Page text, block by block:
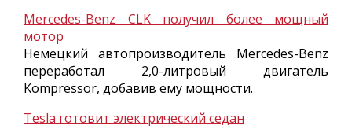
Mercedes-Benz CLK получил более мощный
мотор
Немецкий автопроизводитель Mercedes-Benz
переработал 2,0-литровый двигатель
Kompressor, добавив ему мощности.
Tesla готовит электрический седан